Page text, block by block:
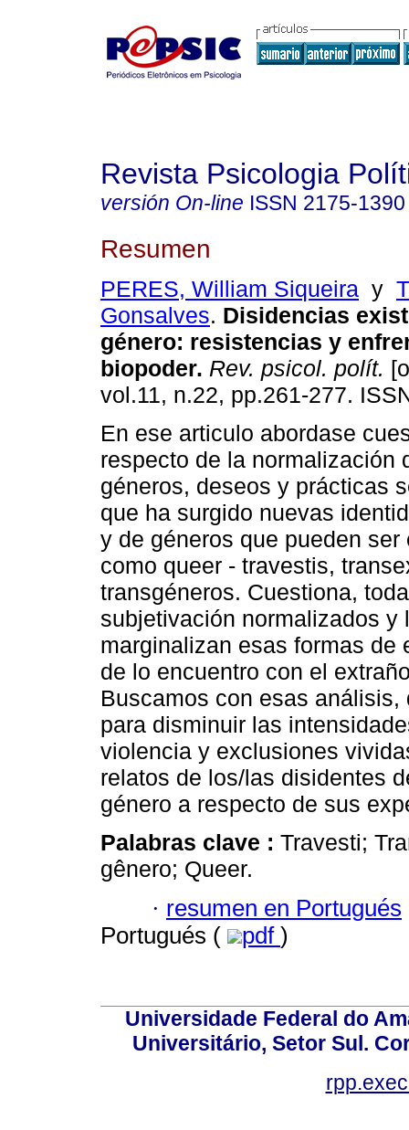
Revista Psicologia
versión On-line ISSN 2175-1390
Resumen
PERES, William Siqueira y
Gonsalves. Disidencias
género: resistencias y
biopoder. Rev. psicol. polít.
vol.11, n.22, pp.261-277.
En ese articulo abordase
respecto de la normalización
géneros, deseos y prácticas
que ha surgido nuevas
y de géneros que pueden ser
como queer - travestis,
transgéneros. Cuestiona,
subjetivación normalizados
marginalizan esas formas
de lo encuentro con el
Buscamos con esas
para disminuir las
violencia y exclusiones
relatos de los/las disidentes
género a respecto de sus
Palabras clave : Travesti;
gênero; Queer.
· resumen en Portugués
Portugués (
pdf )
Universidade Federal do
Universitário, Setor Sul.